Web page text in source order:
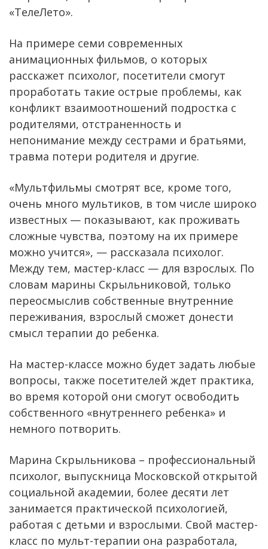
«ТелеЛето».
На примере семи современных
анимационных фильмов, о которых
расскажет психолог, посетители смогут
проработать такие острые проблемы, как
конфликт взаимоотношений подростка с
родителями, отстраненность и
непонимание между сестрами и братьями,
травма потери родителя и другие.
«Мультфильмы смотрят все, кроме того,
очень много мультиков, в том числе широко
известных — показывают, как проживать
сложные чувства, поэтому на их примере
можно учится», — рассказала психолог.
Между тем, мастер-класс — для взрослых. По
словам марины Скрыльниковой, только
переосмыслив собственные внутренние
переживания, взрослый сможет донести
смысл терапии до ребенка.
На мастер-классе можно будет задать любые
вопросы, также посетителей ждет практика,
во время которой они смогут освободить
собственного «внутреннего ребенка» и
немного потворить.
Марина Скрыльникова – профессиональный
психолог, выпускница Московской открытой
социальной академии, более десяти лет
занимается практической психологией,
работая с детьми и взрослыми. Свой мастер-
класс по мульт-терапии она разработала,